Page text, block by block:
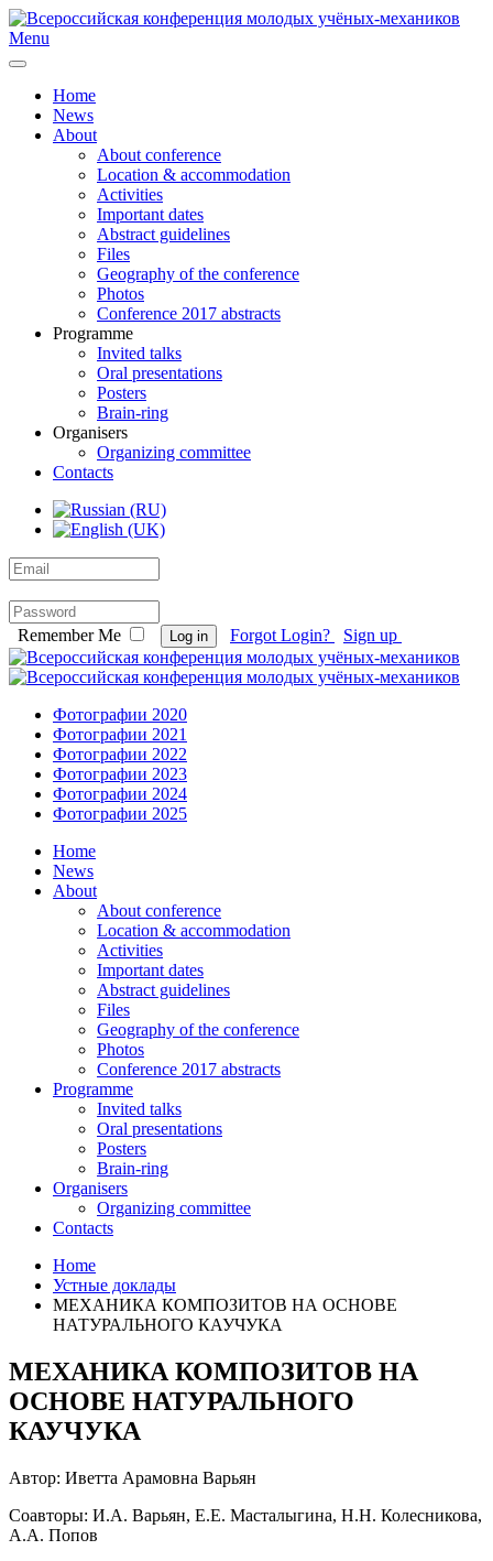
Menu
Home
News
About
About conference
Location & accommodation
Activities
Important dates
Abstract guidelines
Files
Geography of the conference
Photos
Conference 2017 abstracts
Programme
Invited talks
Oral presentations
Posters
Brain-ring
Organisers
Organizing committee
Contacts
Remember Me Log in Forgot Login? Sign up
Фотографии 2020
Фотографии 2021
Фотографии 2022
Фотографии 2023
Фотографии 2024
Фотографии 2025
Home
News
About
About conference
Location & accommodation
Activities
Important dates
Abstract guidelines
Files
Geography of the conference
Photos
Conference 2017 abstracts
Programme
Invited talks
Oral presentations
Posters
Brain-ring
Organisers
Organizing committee
Contacts
Home
Устные доклады
МЕХАНИКА КОМПОЗИТОВ НА ОСНОВЕ
НАТУРАЛЬНОГО КАУЧУКА
МЕХАНИКА КОМПОЗИТОВ НА
ОСНОВЕ НАТУРАЛЬНОГО
КАУЧУКА
Автор: Иветта Арамовна Варьян
Соавторы: И.А. Варьян, Е.Е. Масталыгина, Н.Н. Колесникова,
А.А. Попов